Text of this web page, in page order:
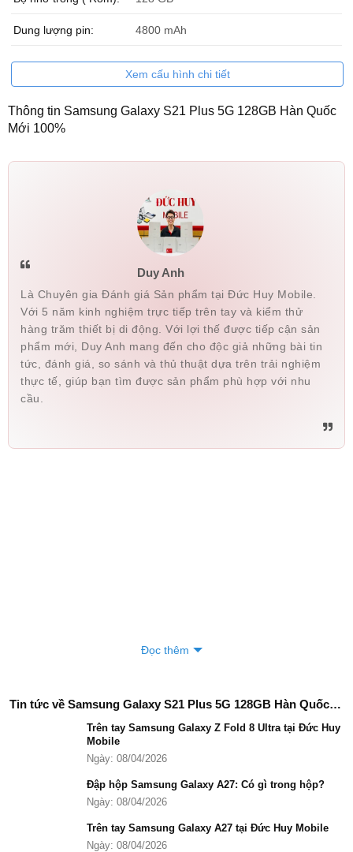
Dung lượng pin: 4800 mAh
Xem cấu hình chi tiết
Thông tin Samsung Galaxy S21 Plus 5G 128GB Hàn Quốc
Mới 100%
Duy Anh
Là Chuyên gia Đánh giá Sản phẩm tại Đức Huy Mobile.
Với 5 năm kinh nghiệm trực tiếp trên tay và kiểm thử
hàng trăm thiết bị di động. Với lợi thế được tiếp cận sản
phẩm mới, Duy Anh mang đến cho độc giả những bài tin
tức, đánh giá, so sánh và thủ thuật dựa trên trải nghiệm
thực tế, giúp bạn tìm được sản phẩm phù hợp với nhu
cầu.
Đọc thêm
Tin tức về Samsung Galaxy S21 Plus 5G 128GB Hàn Quốc Mới 100%
Trên tay Samsung Galaxy Z Fold 8 Ultra tại Đức Huy
Mobile
Ngày: 08/04/2026
Đập hộp Samsung Galaxy A27: Có gì trong hộp?
Ngày: 08/04/2026
Trên tay Samsung Galaxy A27 tại Đức Huy Mobile
Ngày: 08/04/2026